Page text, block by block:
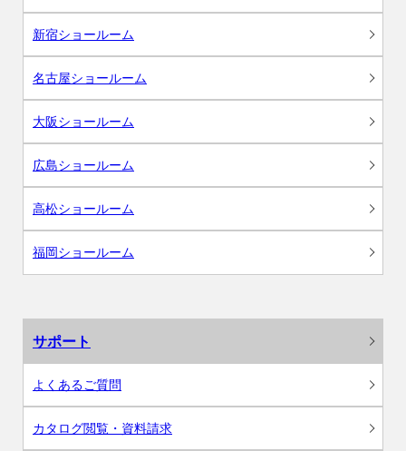
新宿ショールーム
名古屋ショールーム
大阪ショールーム
広島ショールーム
高松ショールーム
福岡ショールーム
サポート
よくあるご質問
カタログ閲覧・資料請求